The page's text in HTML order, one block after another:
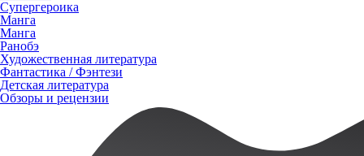
Супергероика
Манга
Манга
Ранобэ
Художественная литература
Фантастика / Фэнтези
Детская литература
Обзоры и рецензии